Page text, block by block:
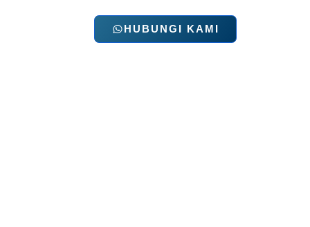
HUBUNGI KAMI